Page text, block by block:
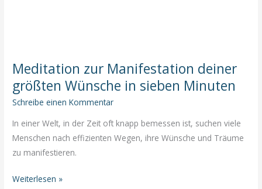
Meditation zur Manifestation deiner
größten Wünsche in sieben Minuten
Schreibe einen Kommentar
In einer Welt, in der Zeit oft knapp bemessen ist, suchen viele
Menschen nach effizienten Wegen, ihre Wünsche und Träume
zu manifestieren.
Meditation
Weiterlesen »